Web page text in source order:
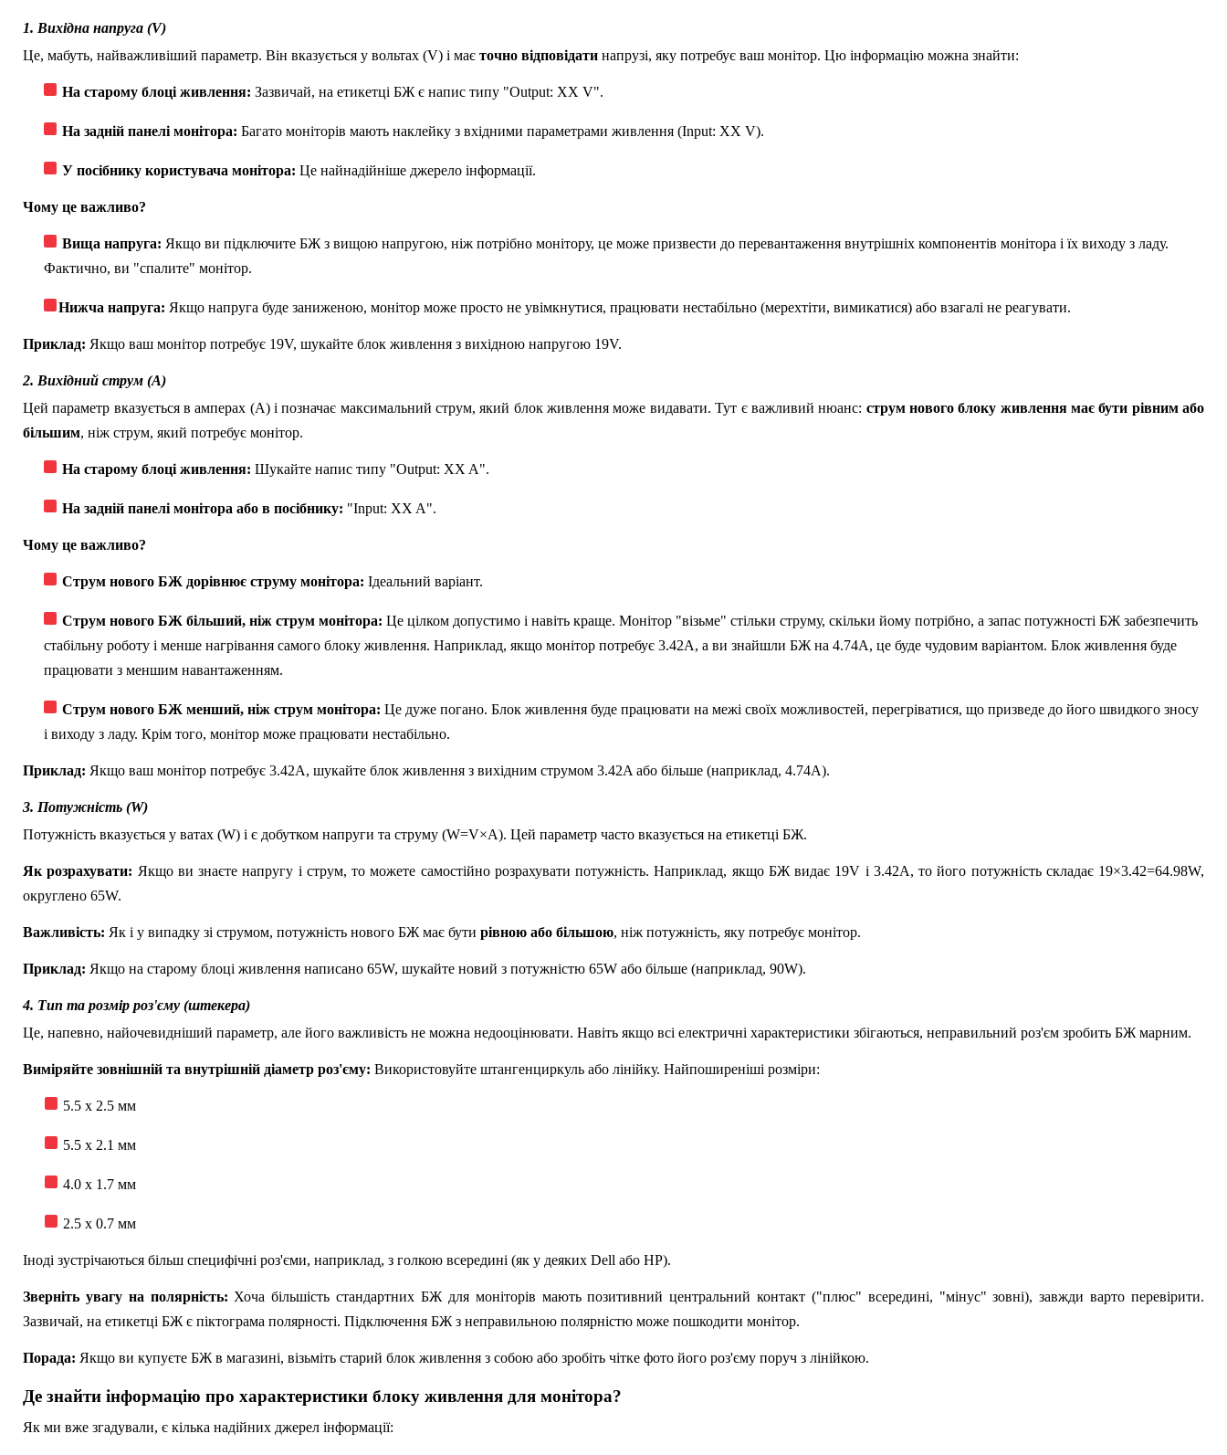
1. Вихідна напруга (V)
Це, мабуть, найважливіший параметр. Він вказується у вольтах (V) і має точно відповідати напрузі, яку потребує ваш монітор. Цю інформацію можна знайти:
На старому блоці живлення: Зазвичай, на етикетці БЖ є напис типу "Output: XX V".
На задній панелі монітора: Багато моніторів мають наклейку з вхідними параметрами живлення (Input: XX V).
У посібнику користувача монітора: Це найнадійніше джерело інформації.
Чому це важливо?
Вища напруга: Якщо ви підключите БЖ з вищою напругою, ніж потрібно монітору, це може призвести до перевантаження внутрішніх компонентів монітора і їх виходу з ладу.
Фактично, ви "спалите" монітор.
Нижча напруга: Якщо напруга буде заниженою, монітор може просто не увімкнутися, працювати нестабільно (мерехтіти, вимикатися) або взагалі не реагувати.
Приклад: Якщо ваш монітор потребує 19V, шукайте блок живлення з вихідною напругою 19V.
2. Вихідний струм (А)
Цей параметр вказується в амперах (А) і позначає максимальний струм, який блок живлення може видавати. Тут є важливий нюанс: струм нового блоку живлення має бути рівним або
більшим, ніж струм, який потребує монітор.
На старому блоці живлення: Шукайте напис типу "Output: XX A".
На задній панелі монітора або в посібнику: "Input: XX A".
Чому це важливо?
Струм нового БЖ дорівнює струму монітора: Ідеальний варіант.
Струм нового БЖ більший, ніж струм монітора: Це цілком допустимо і навіть краще. Монітор "візьме" стільки струму, скільки йому потрібно, а запас потужності БЖ забезпечить
стабільну роботу і менше нагрівання самого блоку живлення. Наприклад, якщо монітор потребує 3.42А, а ви знайшли БЖ на 4.74А, це буде чудовим варіантом. Блок живлення буде
працювати з меншим навантаженням.
Струм нового БЖ менший, ніж струм монітора: Це дуже погано. Блок живлення буде працювати на межі своїх можливостей, перегріватися, що призведе до його швидкого зносу
і виходу з ладу. Крім того, монітор може працювати нестабільно.
Приклад: Якщо ваш монітор потребує 3.42A, шукайте блок живлення з вихідним струмом 3.42A або більше (наприклад, 4.74A).
3. Потужність (W)
Потужність вказується у ватах (W) і є добутком напруги та струму (W=V×A). Цей параметр часто вказується на етикетці БЖ.
Як розрахувати: Якщо ви знаєте напругу і струм, то можете самостійно розрахувати потужність. Наприклад, якщо БЖ видає 19V і 3.42A, то його потужність складає 19×3.42=64.98W,
округлено 65W.
Важливість: Як і у випадку зі струмом, потужність нового БЖ має бути рівною або більшою, ніж потужність, яку потребує монітор.
Приклад: Якщо на старому блоці живлення написано 65W, шукайте новий з потужністю 65W або більше (наприклад, 90W).
4. Тип та розмір роз'єму (штекера)
Це, напевно, найочевидніший параметр, але його важливість не можна недооцінювати. Навіть якщо всі електричні характеристики збігаються, неправильний роз'єм зробить БЖ марним.
Виміряйте зовнішній та внутрішній діаметр роз'єму: Використовуйте штангенциркуль або лінійку. Найпоширеніші розміри:
5.5 x 2.5 мм
5.5 x 2.1 мм
4.0 x 1.7 мм
2.5 x 0.7 мм
Іноді зустрічаються більш специфічні роз'єми, наприклад, з голкою всередині (як у деяких Dell або HP).
Зверніть увагу на полярність: Хоча більшість стандартних БЖ для моніторів мають позитивний центральний контакт ("плюс" всередині, "мінус" зовні), завжди варто перевірити.
Зазвичай, на етикетці БЖ є піктограма полярності. Підключення БЖ з неправильною полярністю може пошкодити монітор.
Порада: Якщо ви купуєте БЖ в магазині, візьміть старий блок живлення з собою або зробіть чітке фото його роз'єму поруч з лінійкою.
Де знайти інформацію про характеристики блоку живлення для монітора?
Як ми вже згадували, є кілька надійних джерел інформації: